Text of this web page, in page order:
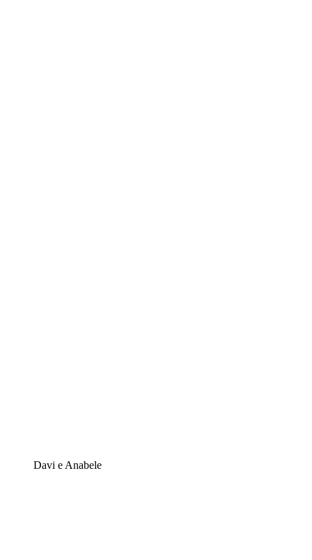
Davi e Anabele